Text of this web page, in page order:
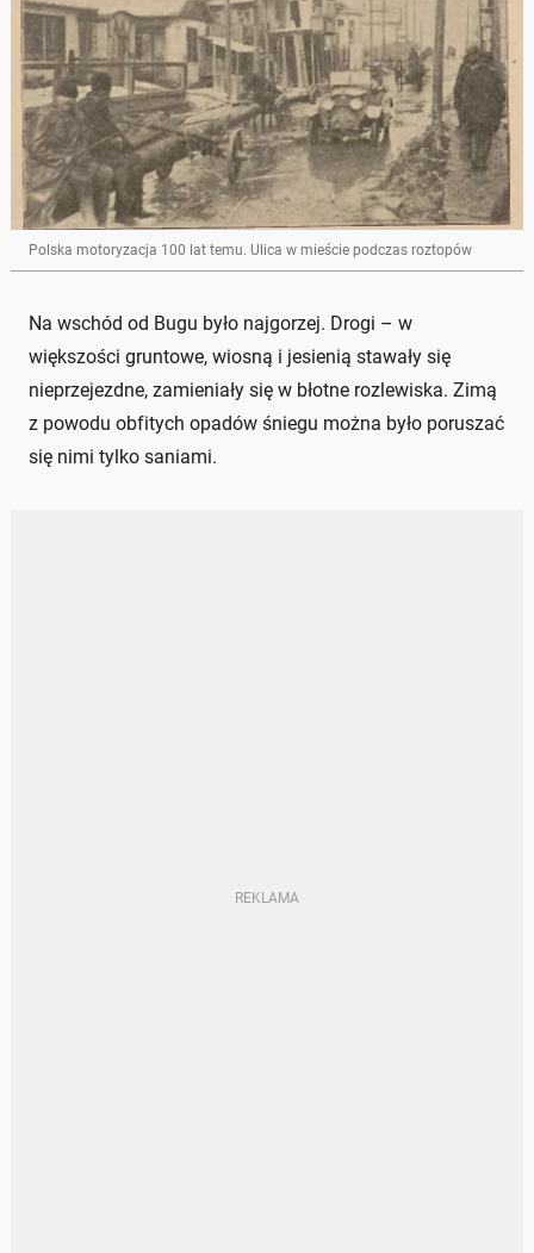
Polska motoryzacja 100 lat temu. Ulica w mieście podczas roztopów
Na wschód od Bugu było najgorzej. Drogi – w
większości gruntowe, wiosną i jesienią stawały się
nieprzejezdne, zamieniały się w błotne rozlewiska. Zimą
z powodu obfitych opadów śniegu można było poruszać
się nimi tylko saniami.